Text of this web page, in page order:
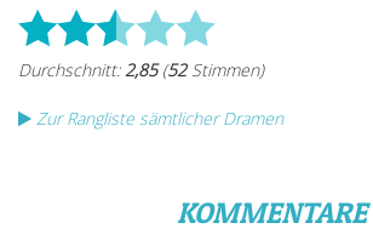
Zur Rangliste sämtlicher Dramen
KOMMENTARE